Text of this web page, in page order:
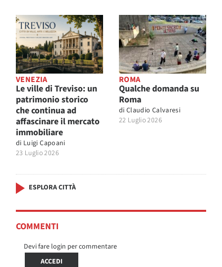
VENEZIA
Le ville di Treviso: un
patrimonio storico
che continua ad
affascinare il mercato
immobiliare
di Luigi Capoani
23 Luglio 2026
ROMA
Qualche domanda su
Roma
di Claudio Calvaresi
22 Luglio 2026
ESPLORA CITTÀ
COMMENTI
Devi fare login per commentare
ACCEDI